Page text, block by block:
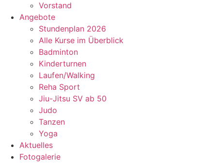
Vorstand
Angebote
Stundenplan 2026
Alle Kurse im Überblick
Badminton
Kinderturnen
Laufen/Walking
Reha Sport
Jiu-Jitsu SV ab 50
Judo
Tanzen
Yoga
Aktuelles
Fotogalerie